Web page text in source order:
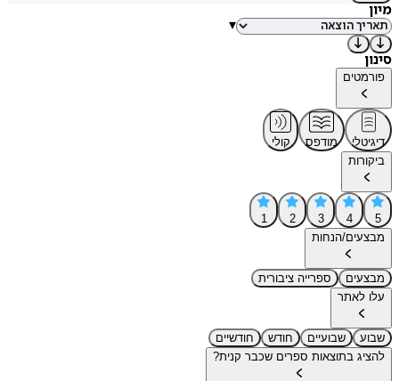
מיון
▾
סינון
פורמטים
דיגיטלי מודפס
קולי
ביקורות
5
4
3
2
1
מבצעים/הנחות
מבצעים
ספרייה ציבורית
עלו לאתר
שבוע שבועיים חודש
חודשיים
להציג בתוצאות ספרים שכבר קנית?